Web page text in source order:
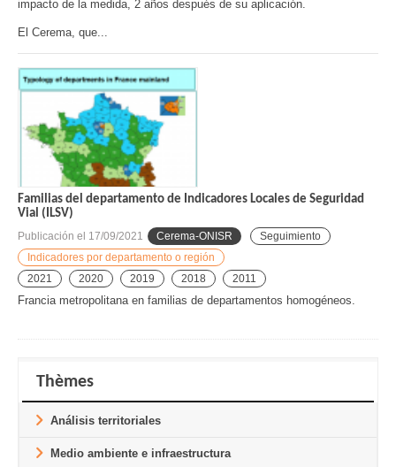
impacto de la medida, 2 años después de su aplicación.
El Cerema, que...
Familias del departamento de Indicadores Locales de Seguridad
Vial (ILSV)
Publicación el 17/09/2021 Cerema-ONISR
Seguimiento
Indicadores por departamento o región
2021
2020 2019 2018 2011
Francia metropolitana en familias de departamentos homogéneos.
Thèmes
Análisis territoriales
Medio ambiente e infraestructura